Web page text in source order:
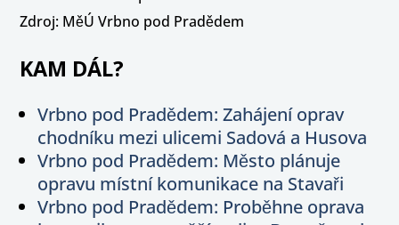
Zdroj: MěÚ Vrbno pod Pradědem
KAM DÁL?
Vrbno pod Pradědem: Zahájení oprav
chodníku mezi ulicemi Sadová a Husova
Vrbno pod Pradědem: Město plánuje
opravu místní komunikace na Stavaři
Vrbno pod Pradědem: Proběhne oprava